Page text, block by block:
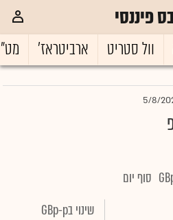
פיננסי
וול סטריט ארביטראז'
5/8/
סוף יום
שינוי בGBp-p